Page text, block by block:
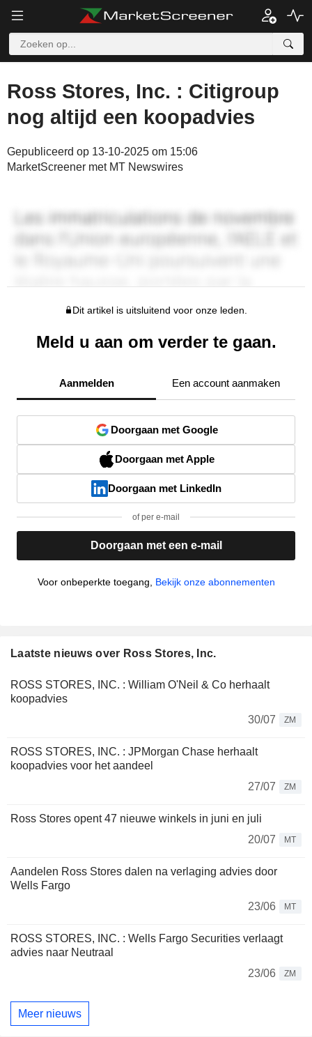
Ross Stores, Inc. : Citigroup
nog altijd een koopadvies
Gepubliceerd op 13-10-2025 om 15:06
MarketScreener met MT Newswires
Dit artikel is uitsluitend voor onze leden.
Meld u aan om verder te gaan.
Aanmelden Een account aanmaken
Doorgaan met Google
Doorgaan met Apple
Doorgaan met LinkedIn
of per e-mail
Doorgaan met een e-mail
Voor onbeperkte toegang, Bekijk onze abonnementen
Laatste nieuws over Ross Stores, Inc.
ROSS STORES, INC. : William O'Neil & Co herhaalt
koopadvies
30/07
ZM
ROSS STORES, INC. : JPMorgan Chase herhaalt
koopadvies voor het aandeel
27/07
ZM
Ross Stores opent 47 nieuwe winkels in juni en juli
20/07
MT
Aandelen Ross Stores dalen na verlaging advies door
Wells Fargo
23/06
MT
ROSS STORES, INC. : Wells Fargo Securities verlaagt
advies naar Neutraal
23/06
ZM
Meer nieuws